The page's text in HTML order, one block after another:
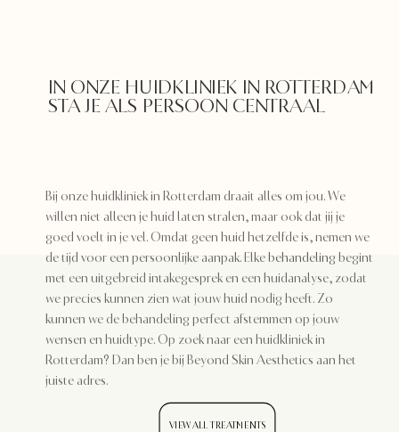
IN ONZE HUIDKLINIEK IN ROTTERDAM
STA JE ALS PERSOON CENTRAAL
Bij onze huidkliniek in Rotterdam draait alles om jou. We
willen niet alleen je huid laten stralen, maar ook dat jij je
goed voelt in je vel. Omdat geen huid hetzelfde is, nemen we
de tijd voor een persoonlijke aanpak. Elke behandeling begint
met een uitgebreid intakegesprek en een huidanalyse, zodat
we precies kunnen zien wat jouw huid nodig heeft. Zo
kunnen we de behandeling perfect afstemmen op jouw
wensen en huidtype. Op zoek naar een huidkliniek in
Rotterdam? Dan ben je bij Beyond Skin Aesthetics aan het
juiste adres.
VIEW ALL TREATMENTS